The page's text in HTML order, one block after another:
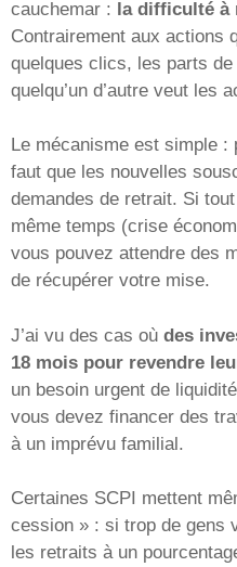
cauchemar : la difficulté à
Contrairement aux actions
quelques clics, les parts
quelqu’un d’autre veut les
Le mécanisme est simple :
faut que les nouvelles
demandes de retrait. Si
même temps (crise
vous pouvez attendre des
de récupérer votre mise.
J’ai vu des cas où des
18 mois pour revendre
un besoin urgent de
vous devez financer des
à un imprévu familial.
Certaines SCPI mettent
cession » : si trop de gens
les retraits à un